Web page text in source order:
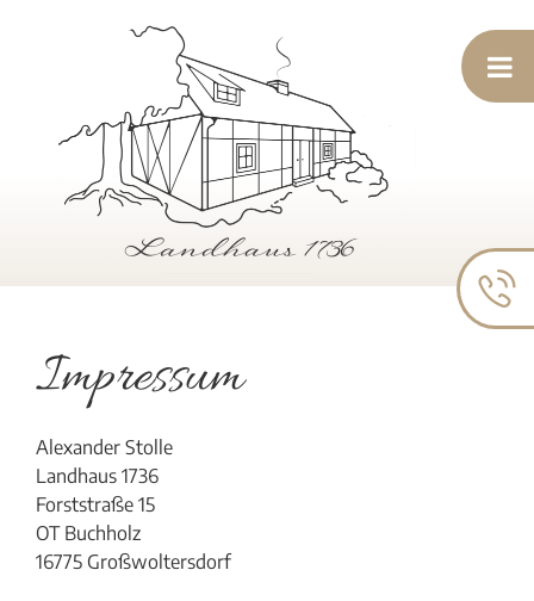
Impressum
Alexander Stolle
Landhaus 1736
Forststraße 15
OT Buchholz
16775 Großwoltersdorf